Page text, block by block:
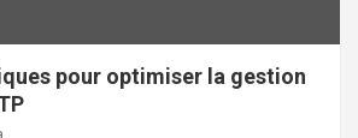
pour optimiser la gestion